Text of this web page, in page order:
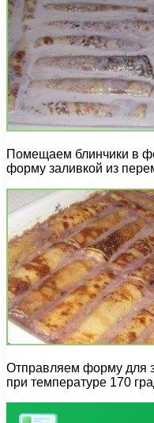
Помещаем блинчики в
форму заливкой из
Отправляем форму для
при температуре 170